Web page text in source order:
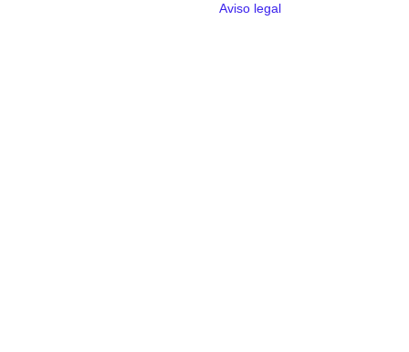
Aviso legal